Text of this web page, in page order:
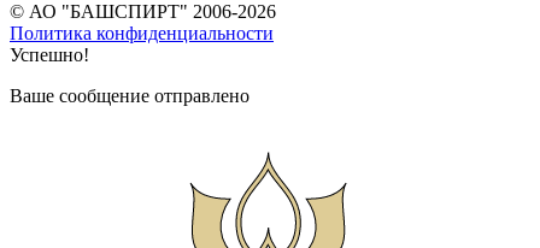
© АО "БАШСПИРТ" 2006-2026
Политика конфиденциальности
Успешно!
Ваше сообщение отправлено